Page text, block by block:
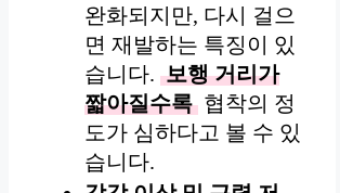
완화되지만, 다시 걸으
면 재발하는 특징이 있
습니다. 보행 거리가
짧아질수록 협착의 정
도가 심하다고 볼 수 있
습니다.